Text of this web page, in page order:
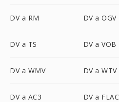
DV a RM DV a OGV
DV a TS DV a VOB
DV a WMV DV a WTV
DV a AC3 DV a FLAC